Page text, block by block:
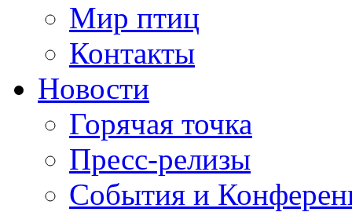
Мир птиц
Контакты
Новости
Горячая точка
Пресс-релизы
События и